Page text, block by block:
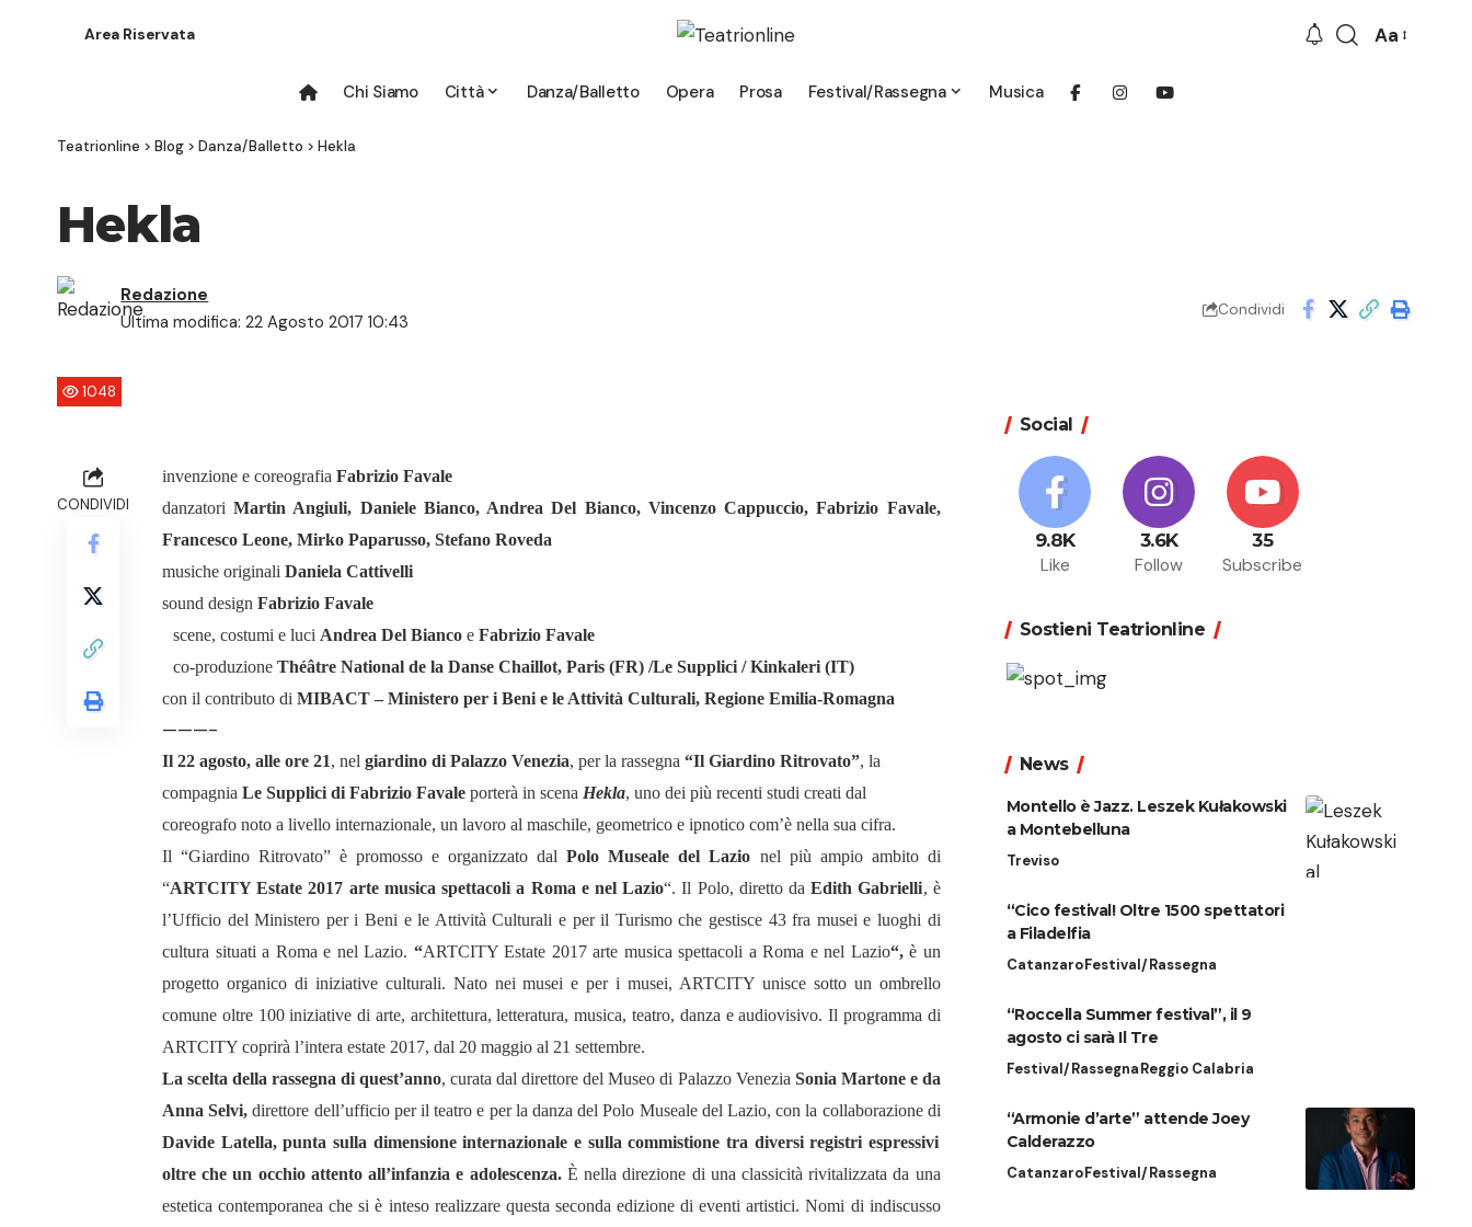
Area Riservata
Font
Aa
Chi Siamo Città Danza/Balletto Opera Prosa Festival/Rassegna Musica
Teatrionline > Blog > Danza/Balletto > Hekla
Hekla
Ultima modifica: 22 Agosto 2017 10:43
Redazione
Condividi
1048
CONDIVIDI
invenzione e coreografia Fabrizio Favale
danzatoriMartin Angiuli, Daniele Bianco, Andrea Del Bianco, Vincenzo Cappuccio, Fabrizio Favale,
Francesco Leone, Mirko Paparusso, Stefano Roveda
musiche originali Daniela Cattivelli
sound design Fabrizio Favale
scene, costumi e luci Andrea Del Bianco e Fabrizio Favale
co-produzione Théâtre National de la Danse Chaillot, Paris (FR) /Le Supplici / Kinkaleri (IT)
con il contributo di MIBACT – Ministero per i Beni e le Attività Culturali, Regione Emilia-Romagna
———-
Il 22 agosto, alle ore 21, nel giardino di Palazzo Venezia, per la rassegna “Il Giardino Ritrovato”, la
compagnia Le Supplici di Fabrizio Favale porterà in scena Hekla, uno dei più recenti studi creati dal
coreografo noto a livello internazionale, un lavoro al maschile, geometrico e ipnotico com’è nella sua cifra.
Il “Giardino Ritrovato” è promosso e organizzato dalPolo Museale del Lazio nel più ampio ambito di
“ARTCITY Estate 2017 arte musica spettacoli a Roma e nel Lazio“. Il Polo, diretto daEdith Gabrielli, è
l’Ufficio del Ministero per i Beni e le Attività Culturali e per il Turismo che gestisce 43 fra musei e luoghi di
cultura situati a Roma e nel Lazio. “ARTCITY Estate 2017 arte musica spettacoli a Roma e nel Lazio“,è un
progetto organico di iniziative culturali. Nato nei musei e per i musei, ARTCITY unisce sotto un ombrello
comune oltre 100 iniziative di arte, architettura, letteratura, musica, teatro, danza e audiovisivo. Il programma di
ARTCITY coprirà l’intera estate 2017, dal 20 maggio al 21 settembre.
La scelta della rassegna di quest’anno, curata dal direttore del Museo di Palazzo Venezia Sonia Martone e da
Anna Selvi,direttore dell’ufficio per il teatro e per la danza del Polo Museale del Lazio, con la collaborazione di
Davide Latella, punta sulla dimensione internazionale e sulla commistione tra diversi registri espressivi
oltre che un occhio attento all’infanzia e adolescenza. È nella direzione di una classicità rivitalizzata da una
estetica contemporanea che si è inteso realizzare questa seconda edizione di eventi artistici. Nomi di indiscusso
Social
9.8K
Like
3.6K
Follow
35
Subscribe
Sostieni Teatrionline
News
Montello è Jazz. Leszek Kułakowski
a Montebelluna
Treviso
“Cico festival! Oltre 1500 spettatori
a Filadelfia
CatanzaroFestival/Rassegna
“Roccella Summer festival”, il 9
agosto ci sarà Il Tre
Festival/RassegnaReggio Calabria
“Armonie d’arte” attende Joey
Calderazzo
CatanzaroFestival/Rassegna